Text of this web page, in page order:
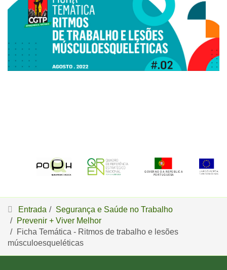
Entrada
Segurança e Saúde no Trabalho
Prevenir + Viver Melhor
Ficha Temática - Ritmos de trabalho e lesões
músculoesqueléticas